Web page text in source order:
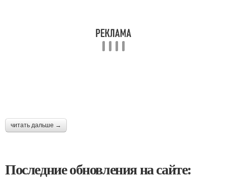
читать дальше →
Последние обновления на сайте: